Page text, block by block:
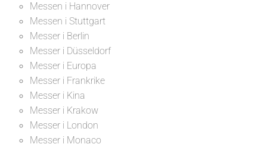
Messen i Hannover
Messen i Stuttgart
Messer i Berlin
Messer i Düsseldorf
Messer i Europa
Messer i Frankrike
Messer i Kina
Messer i Krakow
Messer i London
Messer i Monaco